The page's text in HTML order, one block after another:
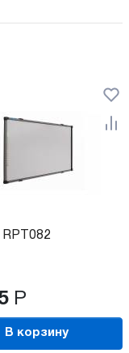
RPT082
Р
В корзину